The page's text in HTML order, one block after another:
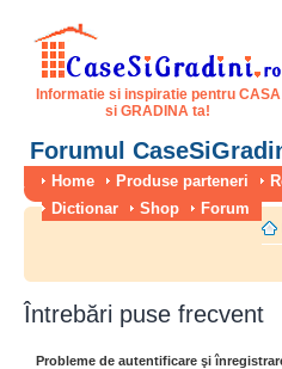
Informatie si inspiratie pentru CASA
si GRADINA ta!
Forumul
Home Produse parteneri
Dictionar
Shop Forum
Întrebări puse frecvent
Probleme de autentificare şi